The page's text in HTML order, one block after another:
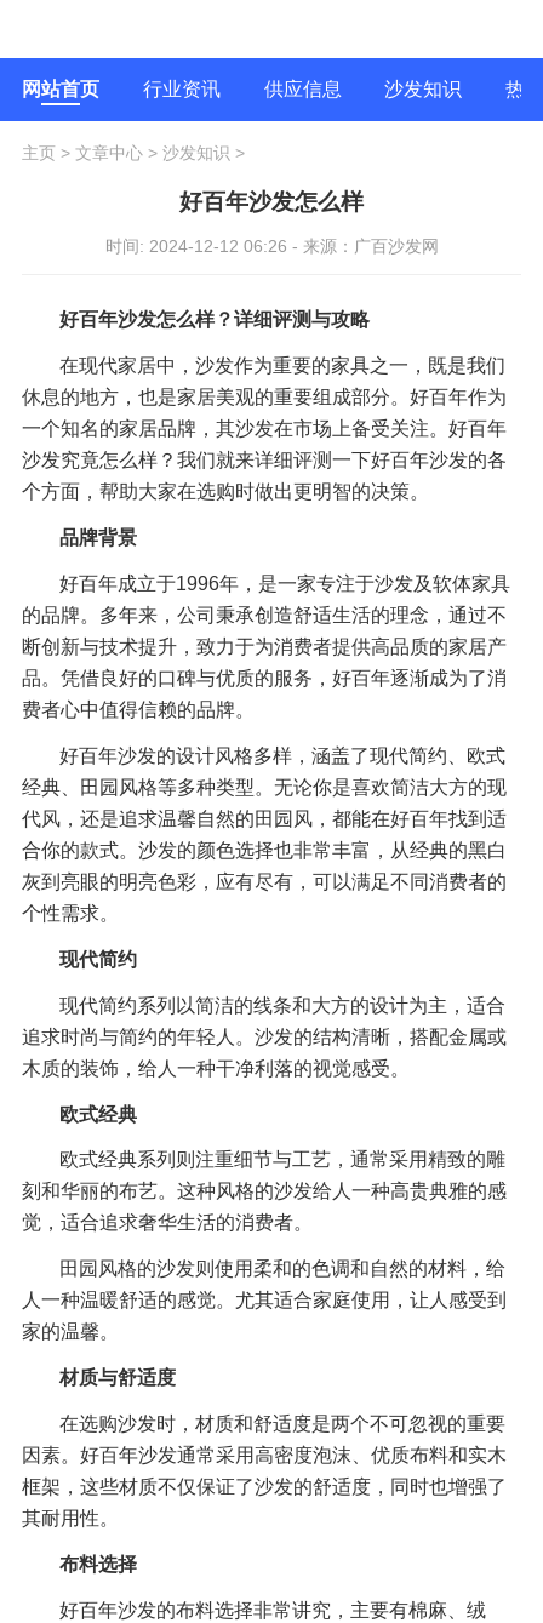
网站首页 行业资讯 供应信息 沙发知识 热
主页> 文章中心> 沙发知识 >
好百年沙发怎么样
时间: 2024-12-12 06:26 - 来源：广百沙发网
好百年沙发怎么样？详细评测与攻略
在现代家居中，沙发作为重要的家具之一，既是我们
休息的地方，也是家居美观的重要组成部分。好百年作为
一个知名的家居品牌，其沙发在市场上备受关注。好百年
沙发究竟怎么样？我们就来详细评测一下好百年沙发的各
个方面，帮助大家在选购时做出更明智的决策。
品牌背景
好百年成立于1996年，是一家专注于沙发及软体家具
的品牌。多年来，公司秉承创造舒适生活的理念，通过不
断创新与技术提升，致力于为消费者提供高品质的家居产
品。凭借良好的口碑与优质的服务，好百年逐渐成为了消
费者心中值得信赖的品牌。
好百年沙发的设计风格多样，涵盖了现代简约、欧式
经典、田园风格等多种类型。无论你是喜欢简洁大方的现
代风，还是追求温馨自然的田园风，都能在好百年找到适
合你的款式。沙发的颜色选择也非常丰富，从经典的黑白
灰到亮眼的明亮色彩，应有尽有，可以满足不同消费者的
个性需求。
现代简约
现代简约系列以简洁的线条和大方的设计为主，适合
追求时尚与简约的年轻人。沙发的结构清晰，搭配金属或
木质的装饰，给人一种干净利落的视觉感受。
欧式经典
欧式经典系列则注重细节与工艺，通常采用精致的雕
刻和华丽的布艺。这种风格的沙发给人一种高贵典雅的感
觉，适合追求奢华生活的消费者。
田园风格的沙发则使用柔和的色调和自然的材料，给
人一种温暖舒适的感觉。尤其适合家庭使用，让人感受到
家的温馨。
材质与舒适度
在选购沙发时，材质和舒适度是两个不可忽视的重要
因素。好百年沙发通常采用高密度泡沫、优质布料和实木
框架，这些材质不仅保证了沙发的舒适度，同时也增强了
其耐用性。
布料选择
好百年沙发的布料选择非常讲究，主要有棉麻、绒